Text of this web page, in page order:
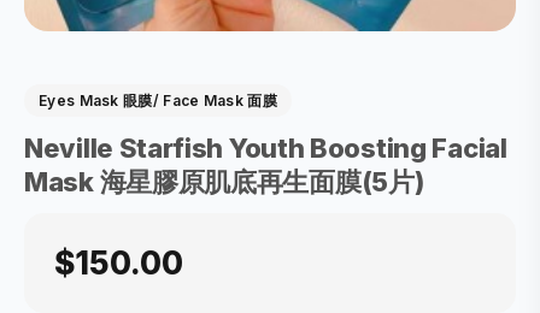
Eyes Mask 眼膜/ Face Mask 面膜
Neville Starfish Youth Boosting Facial
Mask 海星膠原肌底再生面膜(5片)
$150.00